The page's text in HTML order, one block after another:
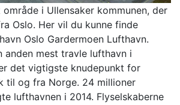
i Ullensaker kommunen, der
Oslo. Her vil du kunne finde
Oslo Gardermoen Lufthavn.
anden mest travle lufthavn i
det vigtigste knudepunkt for
til og fra Norge. 24 millioner
lufthavnen i 2014. Flyselskaberne